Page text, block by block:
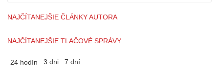
NAJČÍTANEJŠIE ČLÁNKY AUTORA
NAJČÍTANEJŠIE TLAČOVÉ SPRÁVY
24 hodín 3 dni 7 dní